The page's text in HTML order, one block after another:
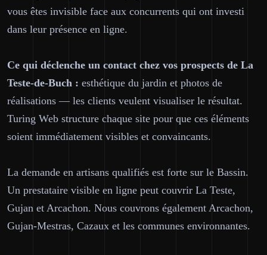
vous êtes invisible face aux concurrents qui ont investi
dans leur présence en ligne.
Ce qui déclenche un contact chez vos prospects de La
Teste-de-Buch : esthétique du jardin et photos de
réalisations — les clients veulent visualiser le résultat.
Turing Web structure chaque site pour que ces éléments
soient immédiatement visibles et convaincants.
La demande en artisans qualifiés est forte sur le Bassin.
Un prestataire visible en ligne peut couvrir La Teste,
Gujan et Arcachon. Nous couvrons également Arcachon,
Gujan-Mestras, Cazaux et les communes environnantes.